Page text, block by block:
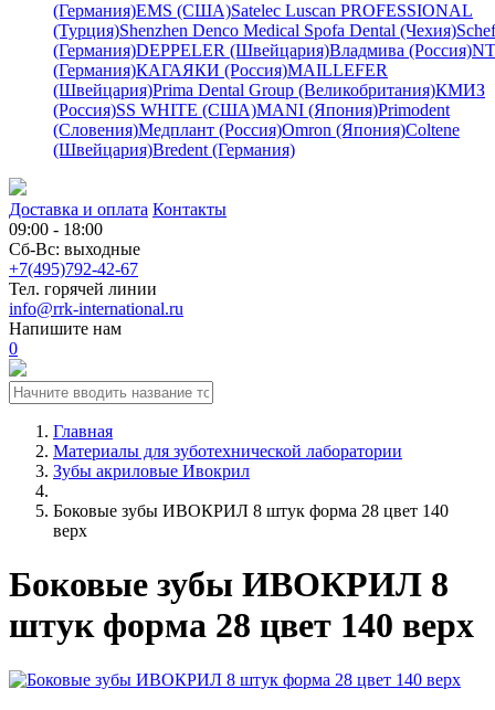
(Германия)EMS (США)Satelec Luscan PROFESSIONAL
(Турция)Shenzhen Denco Medical Spofa Dental (Чехия)
(Германия)DEPPELER (Швейцария)Владмива (Россия)
(Германия)КАГАЯКИ (Россия)MAILLEFER
(Швейцария)Prima Dental Group (Великобритания)КМИЗ
(Россия)SS WHITE (США)MANI (Япония)Primodent
(Словения)Медплант (Россия)Omron (Япония)Coltene
(Швейцария)Bredent (Германия)
Доставка и оплата Контакты
09:00 - 18:00
Сб-Вс: выходные
+7(495)792-42-67
Тел. горячей линии
info@rrk-international.ru
Напишите нам
0
Главная
Материалы для зуботехнической лаборатории
Зубы акриловые Ивокрил
Боковые зубы ИВОКРИЛ 8 штук форма 28 цвет 140
верх
Боковые зубы ИВОКРИЛ 8
штук форма 28 цвет 140 верх